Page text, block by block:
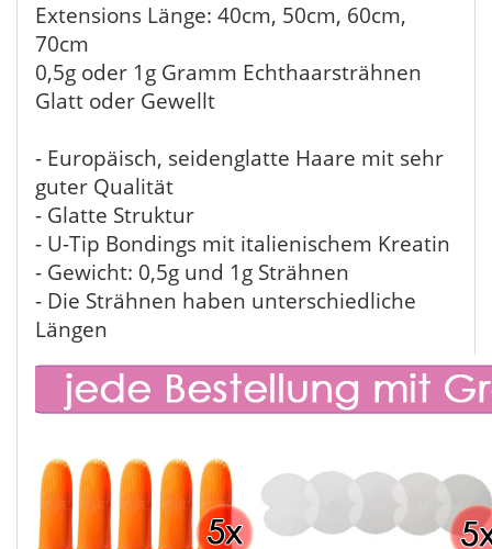
Extensions Länge: 40cm, 50cm, 60cm,
70cm
0,5g oder 1g Gramm Echthaarsträhnen
Glatt oder Gewellt
- Europäisch, seidenglatte Haare mit sehr
guter Qualität
- Glatte Struktur
- U-Tip Bondings mit italienischem Kreatin
- Gewicht: 0,5g und 1g Strähnen
- Die Strähnen haben unterschiedliche
Längen